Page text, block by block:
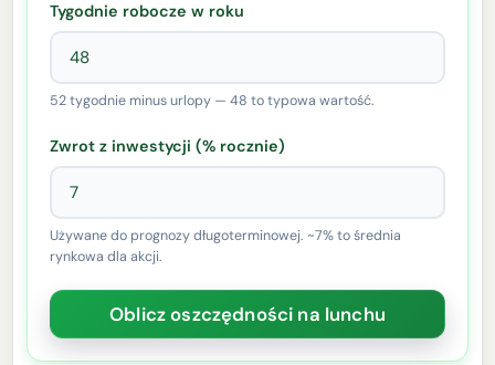
Tygodnie robocze w roku
52 tygodnie minus urlopy — 48 to typowa wartość.
Zwrot z inwestycji (% rocznie)
Używane do prognozy długoterminowej. ~7% to średnia
rynkowa dla akcji.